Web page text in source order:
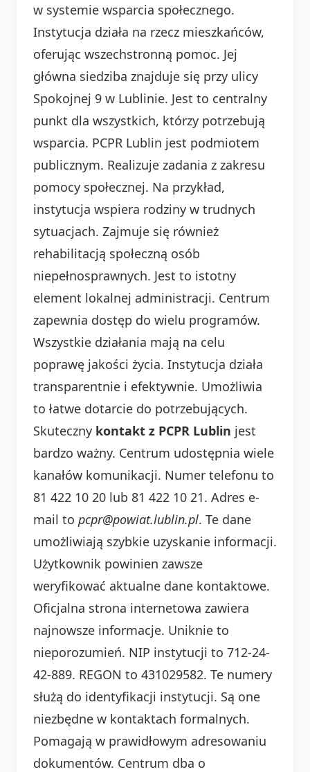
w systemie wsparcia społecznego.
Instytucja działa na rzecz mieszkańców,
oferując wszechstronną pomoc. Jej
główna siedziba znajduje się przy ulicy
Spokojnej 9 w Lublinie. Jest to centralny
punkt dla wszystkich, którzy potrzebują
wsparcia. PCPR Lublin jest podmiotem
publicznym. Realizuje zadania z zakresu
pomocy społecznej. Na przykład,
instytucja wspiera rodziny w trudnych
sytuacjach. Zajmuje się również
rehabilitacją społeczną osób
niepełnosprawnych. Jest to istotny
element lokalnej administracji. Centrum
zapewnia dostęp do wielu programów.
Wszystkie działania mają na celu
poprawę jakości życia. Instytucja działa
transparentnie i efektywnie. Umożliwia
to łatwe dotarcie do potrzebujących.
Skuteczny kontakt z PCPR Lublin jest
bardzo ważny. Centrum udostępnia wiele
kanałów komunikacji. Numer telefonu to
81 422 10 20 lub 81 422 10 21. Adres e-
mail to pcpr@powiat.lublin.pl. Te dane
umożliwiają szybkie uzyskanie informacji.
Użytkownik powinien zawsze
weryfikować aktualne dane kontaktowe.
Oficjalna strona internetowa zawiera
najnowsze informacje. Uniknie to
nieporozumień. NIP instytucji to 712-24-
42-889. REGON to 431029582. Te numery
służą do identyfikacji instytucji. Są one
niezbędne w kontaktach formalnych.
Pomagają w prawidłowym adresowaniu
dokumentów. Centrum dba o